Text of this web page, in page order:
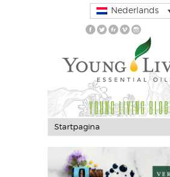
Nederlands
YOUNG LIVING BLOG